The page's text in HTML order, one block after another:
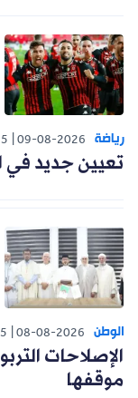
رياضة 09-08-2026
تعيين جديد في
الوطن 08-08-2026
الإصلاحات
موقفها